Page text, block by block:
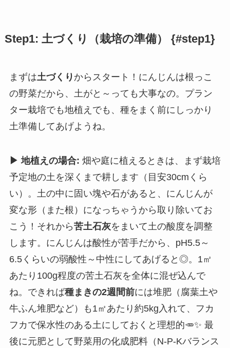
Step1: 土づくり（栽培の準備） {#step1}
まずは土づくり からスタート！にんじんは根っこ
の野菜だから、土がと～っても大事なの。プラン
ター栽培でも地植えでも、種をまく前にしっかり
土準備してあげようね。
▶ 地植えの場合: 畑や庭に植えるときは、まず栽培
予定地の土を深くまで耕します（目安30cmくら
い）。土の中に固い塊や石があると、にんじんが
変な形（また根）になっちゃうから取り除いてお
こう！それから苦土石灰をまいて土の酸度を調整
します。にんじんは酸性が苦手だから、pH5.5～
6.5くらいの弱酸性～中性にしてあげると◎。1㎡
あたり100g程度の苦土石灰を全体に混ぜ込んで
ね。できれば種まきの2週間前には堆肥（腐葉土や
牛ふん堆肥など）も1㎡あたり約5kg入れて、フカ
フカで保水性のある土にしておくと理想的🥕✨ 最
後に元肥として野菜用の化成肥料（N-P-Kバランス